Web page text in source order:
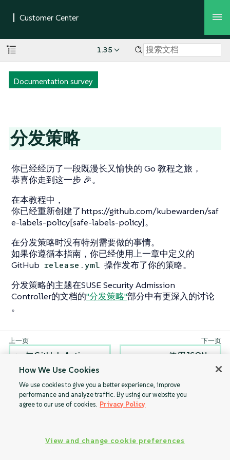
1.35
Documentation survey
分发策略
你已经经历了一段既漫长又愉快的 Go 教程之旅，
恭喜你走到这一步 🎉。
在本教程中，
你已经重新创建了https://github.com/kubewarden/saf
e-labels-policy[safe-labels-policy]。
在分发策略时没有特别需要做的事情。
如果你遵循本指南，你已经使用上一章中定义的
GitHub release.yml 操作发布了你的策略。
分发策略的主题在SUSE Security Admission
Controller的文档的"分发策略"部分中有更深入的讨论
。
与 GitHub Actions
集成
使用 JSON
How We Use Cookies
We use cookies to give you a better experience, improve
performance and analyze traffic. By using our website you
agree to our use of cookies. Privacy Policy
View and change cookie preferences